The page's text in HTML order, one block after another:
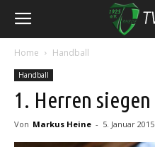
Home Handball
Handball
1. Herren siegen
Von Markus Heine - 5. Januar 2015